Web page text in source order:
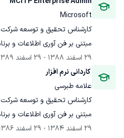
Microsoft
کارشناس تحقیق و توسعه
مبتنی بر فن آوری اطلاعات و
29 اسفند 1388
- 29 اسفند 1389
کاردانی نرم افزار
علامه طبرسی
کارشناس تحقیق و توسعه
مبتنی بر فن آوری اطلاعات و
29 اسفند 1384
- 29 اسفند 1386